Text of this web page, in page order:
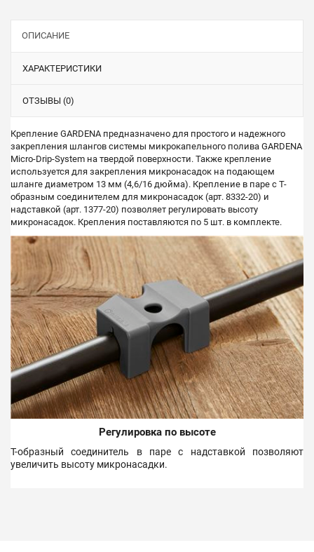
ОПИСАНИЕ
ХАРАКТЕРИСТИКИ
ОТЗЫВЫ (0)
Крепление GARDENA предназначено для простого и надежного
закрепления шлангов системы микрокапельного полива GARDENA
Micro-Drip-System на твердой поверхности. Также крепление
используется для закрепления микронасадок на подающем
шланге диаметром 13 мм (4,6/16 дюйма). Крепление в паре с Т-
образным соединителем для микронасадок (арт. 8332-20) и
надставкой (арт. 1377-20) позволяет регулировать высоту
микронасадок. Крепления поставляются по 5 шт. в комплекте.
Регулировка по высоте
Т-образный соединитель в паре с надставкой позволяют
увеличить высоту микронасадки.